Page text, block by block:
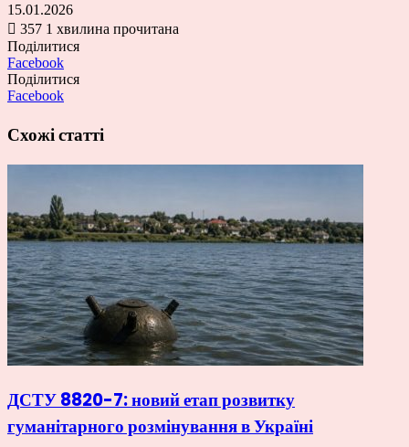
15.01.2026
357 1 хвилина прочитана
Поділитися
Facebook
Поділитися
Facebook
Схожі статті
ДСТУ 8820-7: новий етап розвитку
гуманітарного розмінування в Україні